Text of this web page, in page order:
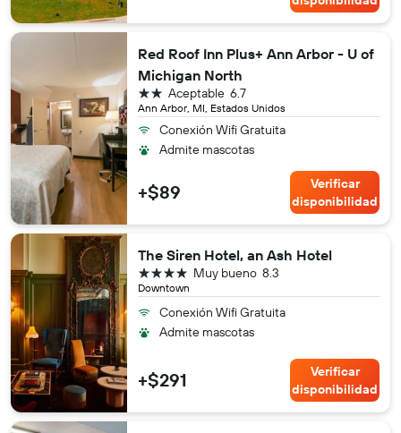
Red Roof Inn Plus+ Ann Arbor - U of
Michigan North
Ann Arbor, MI, Estados Unidos
6.7
Aceptable
2 estrellas
Conexión Wifi Gratuita
Admite mascotas
+$89
Verificar
disponibilidad
The Siren Hotel, an Ash Hotel
Downtown
8.3
Muy bueno
4 estrellas
Conexión Wifi Gratuita
Admite mascotas
+$291
Verificar
disponibilidad